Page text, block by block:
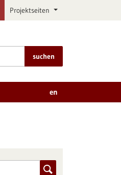
Projektseiten
suchen
en